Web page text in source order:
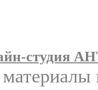
студия